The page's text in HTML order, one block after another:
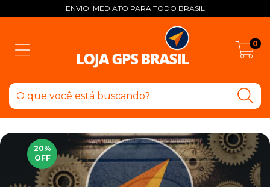
ENVIO IMEDIATO PARA TODO BRASIL
0
20%
OFF